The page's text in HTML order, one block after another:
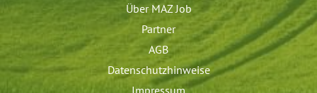
Über MAZ Job
Partner
AGB
Datenschutzhinweise
Impressum